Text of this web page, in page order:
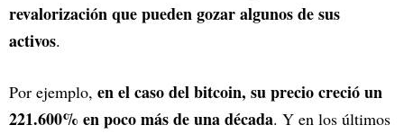
revalorización que pueden gozar algunos de sus
activos.
Por ejemplo, en el caso del bitcoin, su precio creció un
221.600% en poco más de una década. Y en los últimos